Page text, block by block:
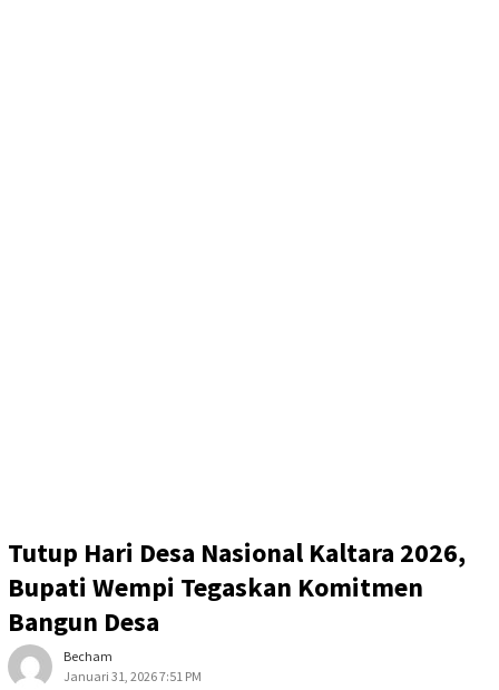
Tutup Hari Desa Nasional Kaltara 2026,
Bupati Wempi Tegaskan Komitmen
Bangun Desa
Becham
Januari 31, 2026 7:51 PM